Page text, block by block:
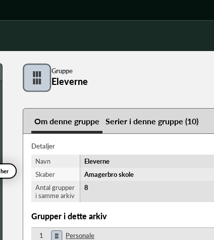
Gruppe
Eleverne
Om denne gruppe Serier i denne gruppe (10)
Detaljer
Navn
Eleverne
Skaber
Amagerbro skole
Antal grupper
i samme arkiv
8
Grupper i dette arkiv
1 Personale